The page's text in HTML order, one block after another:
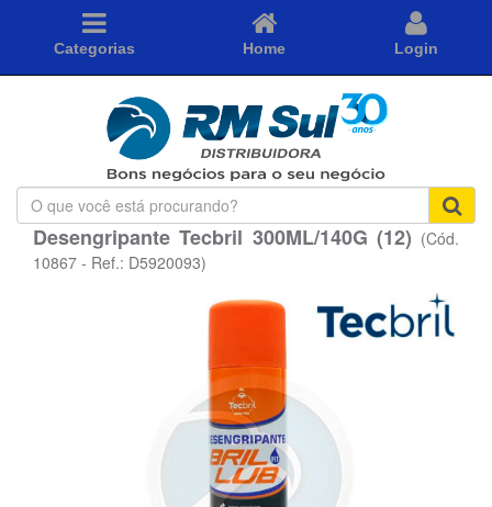
Categorias Home Login
O
que
você
está
Desengripante Tecbril 300ML/140G (12) (Cód.
10867 - Ref.: D5920093)